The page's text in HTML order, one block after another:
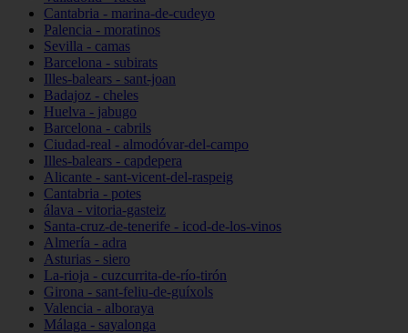
Cantabria - marina-de-cudeyo
Palencia - moratinos
Sevilla - camas
Barcelona - subirats
Illes-balears - sant-joan
Badajoz - cheles
Huelva - jabugo
Barcelona - cabrils
Ciudad-real - almodóvar-del-campo
Illes-balears - capdepera
Alicante - sant-vicent-del-raspeig
Cantabria - potes
álava - vitoria-gasteiz
Santa-cruz-de-tenerife - icod-de-los-vinos
Almería - adra
Asturias - siero
La-rioja - cuzcurrita-de-río-tirón
Girona - sant-feliu-de-guíxols
Valencia - alboraya
Málaga - sayalonga